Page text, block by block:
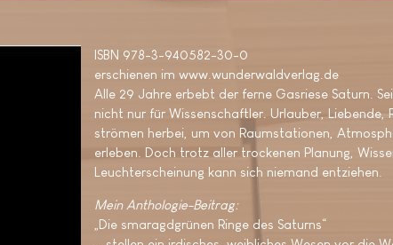
ISBN 978-3-940582-30-0
erschienen im www.wunderwaldverlag.de
Alle 29 Jahre erbebt der ferne Gasriese Saturn.
nicht nur für Wissenschaftler. Urlauber,
strömen herbei, um von Raumstationen,
erleben. Doch trotz aller trockenen Planung,
Leuchterscheinung kann sich niemand entziehen.
Mein Anthologie-Beitrag:
„Die smaragdgrünen Ringe des Saturns“